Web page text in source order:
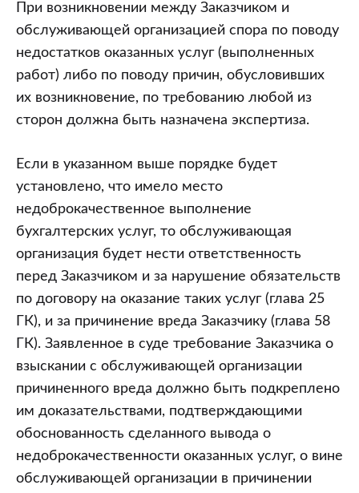
При возникновении между Заказчиком и
обслуживающей организацией спора по поводу
недостатков оказанных услуг (выполненных
работ) либо по поводу причин, обусловивших
их возникновение, по требованию любой из
сторон должна быть назначена экспертиза.
Если в указанном выше порядке будет
установлено, что имело место
недоброкачественное выполнение
бухгалтерских услуг, то обслуживающая
организация будет нести ответственность
перед Заказчиком и за нарушение обязательств
по договору на оказание таких услуг (глава 25
ГК), и за причинение вреда Заказчику (глава 58
ГК). Заявленное в суде требование Заказчика о
взыскании с обслуживающей организации
причиненного вреда должно быть подкреплено
им доказательствами, подтверждающими
обоснованность сделанного вывода о
недоброкачественности оказанных услуг, о вине
обслуживающей организации в причинении